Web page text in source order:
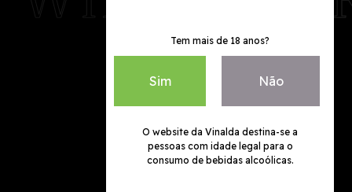
Tem mais de 18 anos?
Sim Não
O website da Vinalda destina-se a
pessoas com idade legal para o
consumo de bebidas alcoólicas.